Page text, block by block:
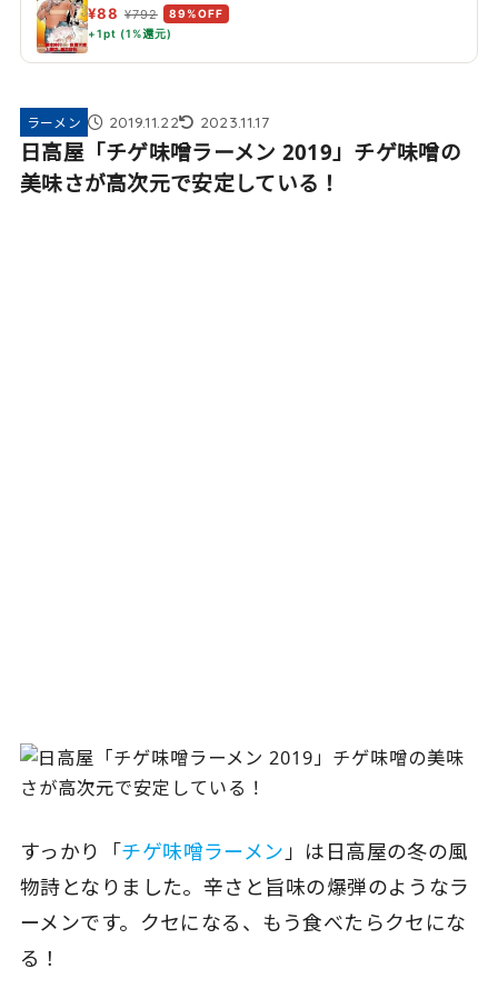
¥88 ¥792
89%OFF
+1pt (1%還元)
ラーメン 2019.11.22 2023.11.17
日高屋「チゲ味噌ラーメン 2019」チゲ味噌の
美味さが高次元で安定している！
すっかり「チゲ味噌ラーメン 」は日高屋の冬の風
物詩となりました。辛さと旨味の爆弾のようなラ
ーメンです。クセになる、もう食べたらクセにな
る！